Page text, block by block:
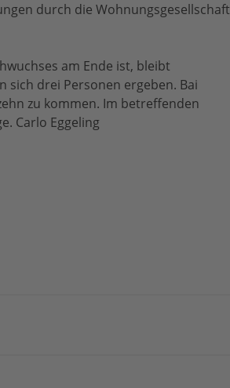
durch die Wohnungsgesellschaft
am Ende ist, bleibt
sich drei Personen ergeben. Bai
zu kommen. Im betreffenden
Carlo Eggeling